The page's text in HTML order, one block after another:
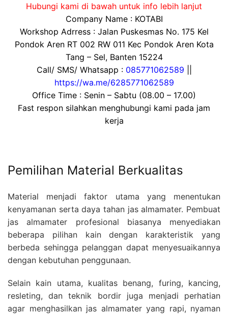
Hubungi kami di bawah untuk info lebih lanjut
Company Name : KOTABI
Workshop Adrress : Jalan Puskesmas No. 175 Kel
Pondok Aren RT 002 RW 011 Kec Pondok Aren Kota
Tang – Sel, Banten 15224
Call/ SMS/ Whatsapp : 085771062589
https://wa.me/6285771062589
Office Time : Senin – Sabtu (08.00 – 17.00)
Fast respon silahkan menghubungi kami pada jam
kerja
Pemilihan Material Berkualitas
Material menjadi faktor utama yang menentukan
kenyamanan serta daya tahan jas almamater. Pembuat
jas almamater profesional biasanya menyediakan
beberapa pilihan kain dengan karakteristik yang
berbeda sehingga pelanggan dapat menyesuaikannya
dengan kebutuhan penggunaan.
Selain kain utama, kualitas benang, furing, kancing,
resleting, dan teknik bordir juga menjadi perhatian
agar menghasilkan jas almamater yang rapi, nyaman